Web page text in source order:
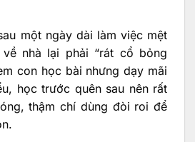
một ngày dài làm việc mệt
nhà lại phải “rát cổ bỏng
con học bài nhưng dạy mãi
học trước quên sau nên rất
thậm chí dùng đòi roi để